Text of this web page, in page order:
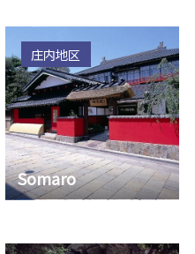
Somaro
庄内地区